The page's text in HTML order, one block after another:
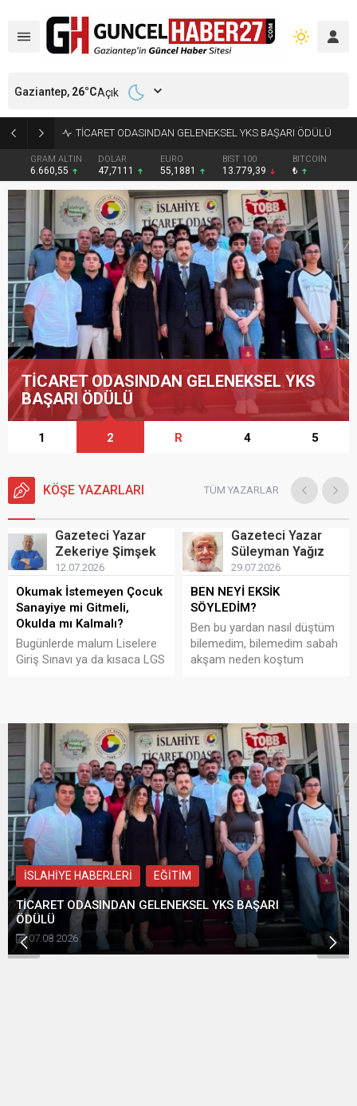
TİCARET ODASINDAN GELENEKSEL YKS BAŞARI ÖDÜLÜ
GRAM ALTIN
6.660,55
DOLAR
47,7111
EURO
55,1881
BIST 100
13.779,39
BITCOIN
₺
Gaziantep, 26°CAçık
TİCARET ODASINDAN GELENEKSEL YKS
BAŞARI ÖDÜLÜ
1 2 R 4 5
KÖŞE YAZARLARI TÜM YAZARLAR
Gazeteci Yazar
Zekeriye Şimşek
12.07.2026
Okumak İstemeyen Çocuk
Sanayiye mi Gitmeli,
Okulda mı Kalmalı?
Bugünlerde malum Liselere
Giriş Sınavı ya da kısaca LGS
Sınavları açıklanacak. Konu
önemli. Her yıl lise tercihleri
döneminde binlerce aile aynı
soruyla karşı karşıya kalıyor:
“Çocuğum okumak
istemiyor. Sanayiye mi
vereyim,...
Gazeteci Yazar
Süleyman Yağız
29.07.2026
BEN NEYİ EKSİK
SÖYLEDİM?
Ben bu yardan nasıl düştüm
bilemedim, bilemedim sabah
akşam neden koştum
niyazlı bilemedim, bilemedim
ben bahçanın bir gülüyüm
sönmez ateşin külüyüm bir
iğdenin son dalıyım
bilemedim, bilemedim...
İSLAHİYE HABERLERİ EĞİTİM
TİCARET ODASINDAN GELENEKSEL YKS BAŞARI
ÖDÜLÜ
07.08.2026